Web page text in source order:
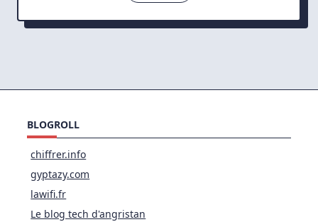
Aléatoire
Commande
BLOGROLL
chiffrer.info
gyptazy.com
lawifi.fr
Le blog tech d'angristan